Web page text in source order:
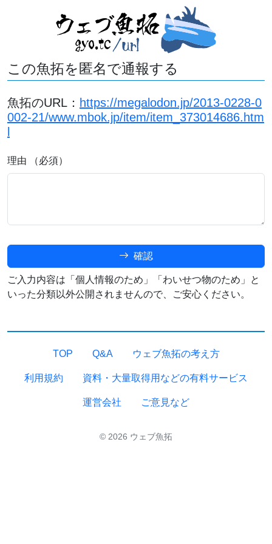
この魚拓を匿名で通報する
魚拓のURL： https://megalodon.jp/2013-0228-0
002-21/www.mbok.jp/item/item_373014686.htm
理由 （必須）
確認
ご入力内容は「個人情報のため」「わいせつ物のため」と
いった分類以外公開されませんので、ご安心ください。
TOP Q&A ウェブ魚拓の考え方
利用規約 資料・大量取得用などの有料サービス
運営会社 ご意見など
© 2026 ウェブ魚拓